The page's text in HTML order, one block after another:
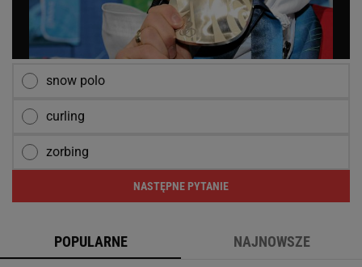
snow polo
curling
zorbing
NASTĘPNE PYTANIE
POPULARNE NAJNOWSZE